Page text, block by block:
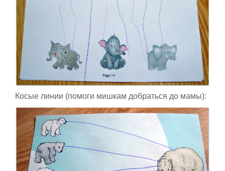
Косые линии (помоги мишкам добраться до мамы):